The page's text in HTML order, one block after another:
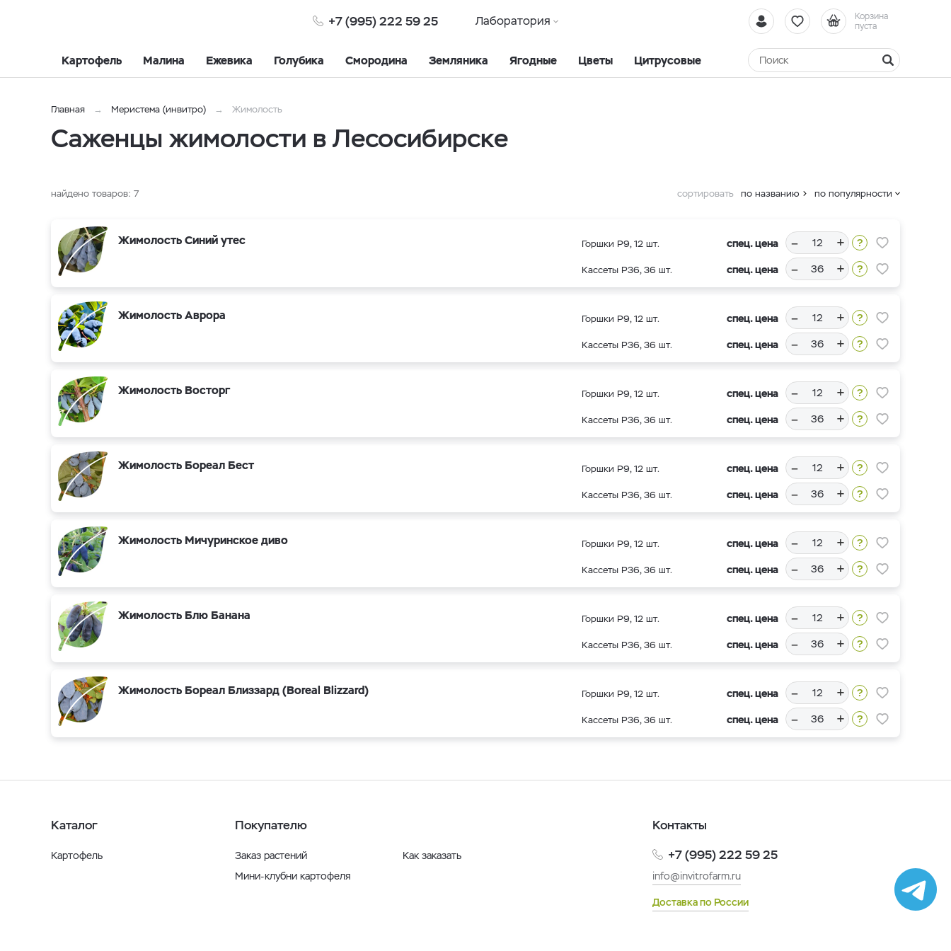
+7 (995) 222 59 25
Корзина
пуста
Лаборатория
Картофель Малина Ежевика Голубика Смородина Земляника Ягодные Цветы Цитрусовые
Главная Меристема (инвитро) Жимолость
Саженцы жимолости в Лесосибирске
найдено товаров: 7 сортировать по названию по популярности
Жимолость Синий утес Горшки Р9, 12 шт. спец. цена – +
Кассеты Р36, 36 шт. спец. цена – +
Жимолость Аврора Горшки Р9, 12 шт. спец. цена – +
Кассеты Р36, 36 шт. спец. цена – +
Жимолость Восторг Горшки Р9, 12 шт. спец. цена – +
Кассеты Р36, 36 шт. спец. цена – +
Жимолость Бореал Бест Горшки Р9, 12 шт. спец. цена – +
Кассеты Р36, 36 шт. спец. цена – +
Жимолость Мичуринское диво Горшки Р9, 12 шт. спец. цена – +
Кассеты Р36, 36 шт. спец. цена – +
Жимолость Блю Банана Горшки Р9, 12 шт. спец. цена – +
Кассеты Р36, 36 шт. спец. цена – +
Жимолость Бореал Близзард (Boreal Blizzard) Горшки Р9, 12 шт. спец. цена – +
Кассеты Р36, 36 шт. спец. цена – +
Каталог
Картофель
Покупателю
Заказ растений
Мини-клубни картофеля
Как заказать
Контакты
+7 (995) 222 59 25
info@invitrofarm.ru
Доставка по России